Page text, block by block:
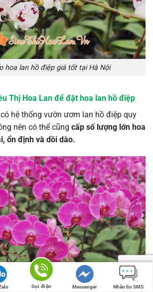
hoa lan hồ điệp giá tốt tại Hà Nội
Thị Hoa Lan để đặt hoa lan hồ điệp
có hệ thống vườn ươm lan hồ điệp quy
nên có thể cũng cấp số lượng lớn hoa
ổn định và dồi dào.
Gọi điện Messenger Nhắn tin SMS